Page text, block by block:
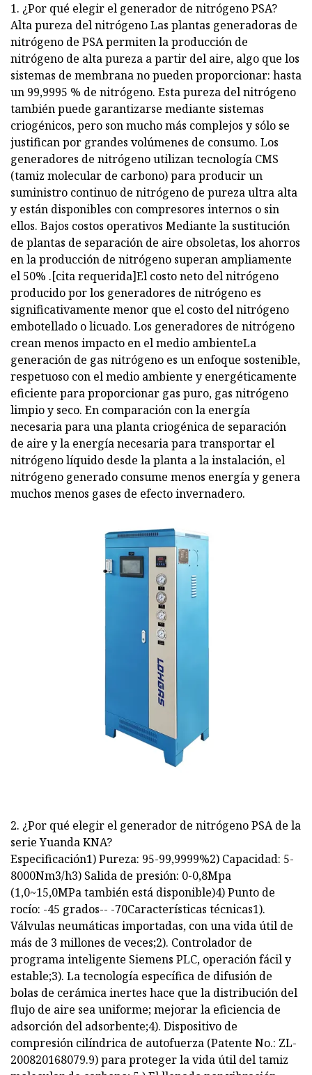
1. ¿Por qué elegir el generador de nitrógeno PSA?
Alta pureza del nitrógeno Las plantas generadoras de
nitrógeno de PSA permiten la producción de
nitrógeno de alta pureza a partir del aire, algo que los
sistemas de membrana no pueden proporcionar: hasta
un 99,9995 % de nitrógeno. Esta pureza del nitrógeno
también puede garantizarse mediante sistemas
criogénicos, pero son mucho más complejos y sólo se
justifican por grandes volúmenes de consumo. Los
generadores de nitrógeno utilizan tecnología CMS
(tamiz molecular de carbono) para producir un
suministro continuo de nitrógeno de pureza ultra alta
y están disponibles con compresores internos o sin
ellos. Bajos costos operativos Mediante la sustitución
de plantas de separación de aire obsoletas, los ahorros
en la producción de nitrógeno superan ampliamente
el 50% .[cita requerida]El costo neto del nitrógeno
producido por los generadores de nitrógeno es
significativamente menor que el costo del nitrógeno
embotellado o licuado. Los generadores de nitrógeno
crean menos impacto en el medio ambienteLa
generación de gas nitrógeno es un enfoque sostenible,
respetuoso con el medio ambiente y energéticamente
eficiente para proporcionar gas puro, gas nitrógeno
limpio y seco. En comparación con la energía
necesaria para una planta criogénica de separación
de aire y la energía necesaria para transportar el
nitrógeno líquido desde la planta a la instalación, el
nitrógeno generado consume menos energía y genera
muchos menos gases de efecto invernadero.
2. ¿Por qué elegir el generador de nitrógeno PSA de la
serie Yuanda KNA?
Especificación1) Pureza: 95-99,9999%2) Capacidad: 5-
8000Nm3/h3) Salida de presión: 0-0,8Mpa
(1,0~15,0MPa también está disponible)4) Punto de
rocío: -45 grados-- -70Características técnicas1).
Válvulas neumáticas importadas, con una vida útil de
más de 3 millones de veces;2). Controlador de
programa inteligente Siemens PLC, operación fácil y
estable;3). La tecnología específica de difusión de
bolas de cerámica inertes hace que la distribución del
flujo de aire sea uniforme; mejorar la eficiencia de
adsorción del adsorbente;4). Dispositivo de
compresión cilíndrica de autofuerza (Patente No.: ZL-
200820168079.9) para proteger la vida útil del tamiz